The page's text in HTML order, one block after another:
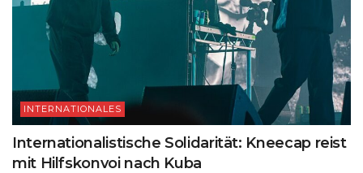
INTERNATIONALES
Internationalistische Solidarität: Kneecap reist
mit Hilfskonvoi nach Kuba